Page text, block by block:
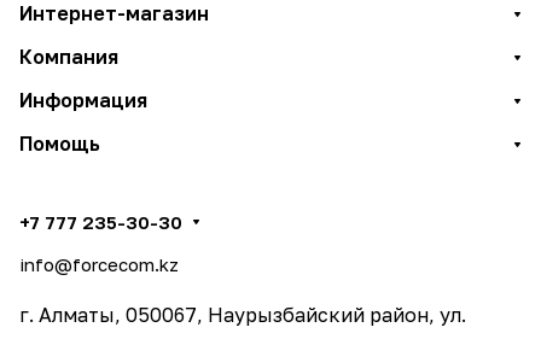
Интернет-магазин
Компания
Информация
Помощь
+7 777 235-30-30
info@forcecom.kz
г. Алматы, 050067, Наурызбайский район, ул.